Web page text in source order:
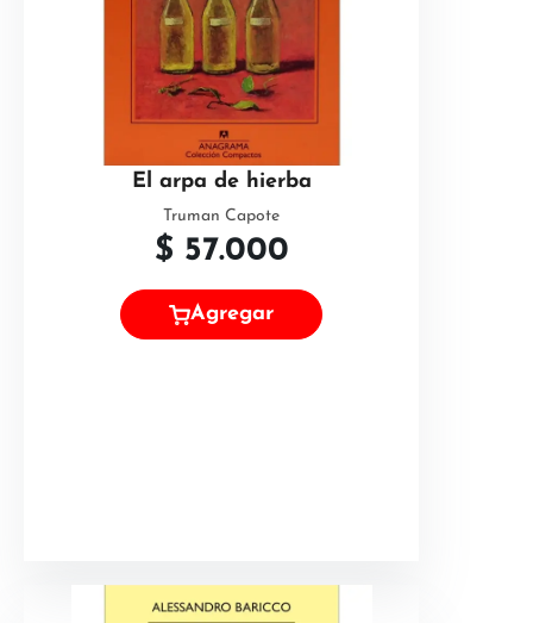
El arpa de hierba
Truman Capote
$ 57.000
Agregar